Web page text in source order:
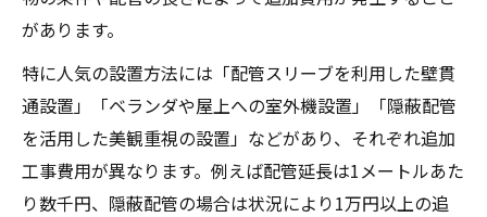
があります。
特に人気の設置方法には「配管スリーブを利用した壁貫
通設置」「ベランダや屋上への室外機設置」「隠蔽配管
を活用した美観重視の設置」などがあり、それぞれ追加
工事費用が異なります。例えば配管延長は1メートルあた
り数千円、隠蔽配管の場合は状況により1万円以上の追